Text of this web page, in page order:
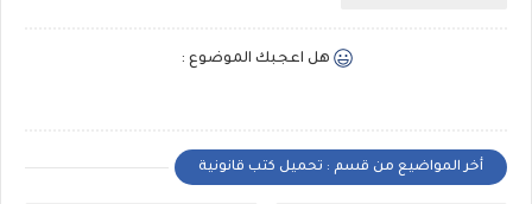
هل اعجبك الموضوع :
أخر المواضيع من قسم : تحميل كتب قانونية